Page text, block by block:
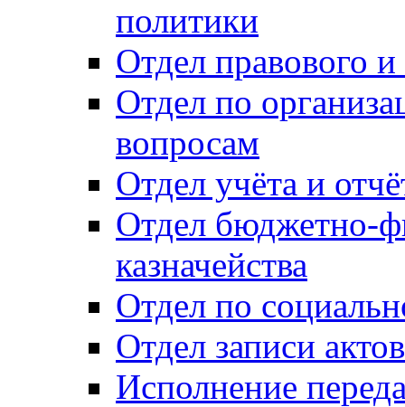
политики
Отдел правового
Отдел по
вопросам
Отдел учёта и
Отдел бюджетно-
казначейства
Отдел по
Отдел записи
Исполнение